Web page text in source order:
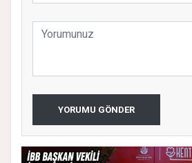
YORUMU GÖNDER